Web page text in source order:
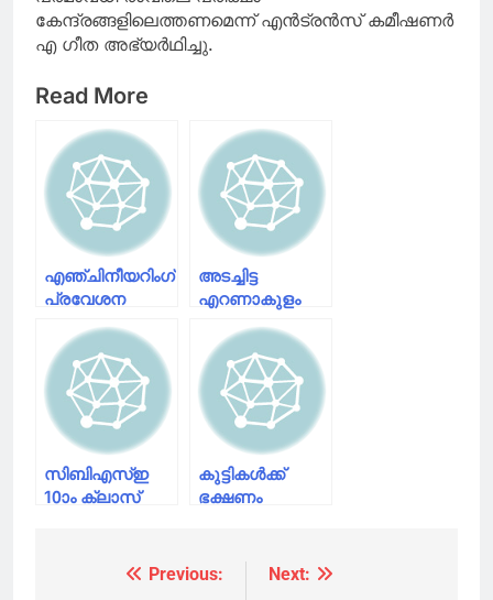
കേന്ദ്രങ്ങളിലെത്തണമെന്ന്‌ എൻട്രൻസ്‌ കമീഷണർ
എ ഗീത അഭ്യർഥിച്ചു.
Read More
എഞ്ചിനീയറിം​ഗ്
പ്രവേശന
വ്യാഴാഴ്ച;
കെഎസ്ആർടിസി
പ്രത്യേക
സർവ്വീസുകൾ
അടച്ചിട്ട
എറണാകുളം
ചമ്പക്കര
മാർക്കറ്റിന്റെ
പ്രവർത്തനം
തുടങ്ങി;പ്രവേശനം
പാസ്സ് മൂലം
സിബിഎസ്ഇ
10ാം ക്ലാസ്
കുട്ടികൾക്ക്
ഭക്ഷണം
ഇക്കാര്യങ്ങൾ
Previous:
Next: